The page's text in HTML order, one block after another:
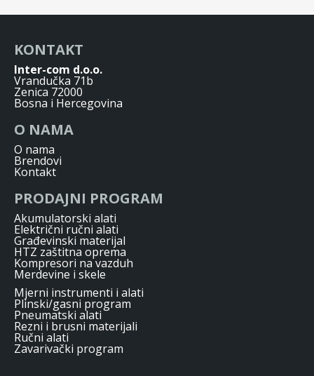
KONTAKT
Inter-com d.o.o.
Vrandučka 71b
Zenica 72000
Bosna i Hercegovina
O NAMA
O nama
Brendovi
Kontakt
PRODAJNI PROGRAM
Akumulatorski alati
Električni ručni alati
Građevinski materijal
HTZ zaštitna oprema
Kompresori na vazduh
Merdevine i skele
Mjerni instrumenti i alati
Plinski/gasni program
Pneumatski alati
Rezni i brusni materijali
Ručni alati
Zavarivački program